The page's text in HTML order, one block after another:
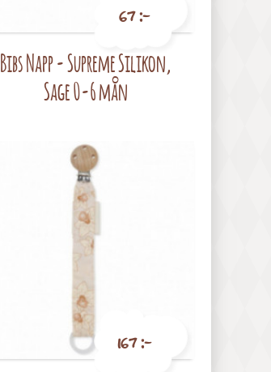
Pris
67 :-
Bibs Napp - Supreme Silikon,
Sage 0-6 mån
167 :-